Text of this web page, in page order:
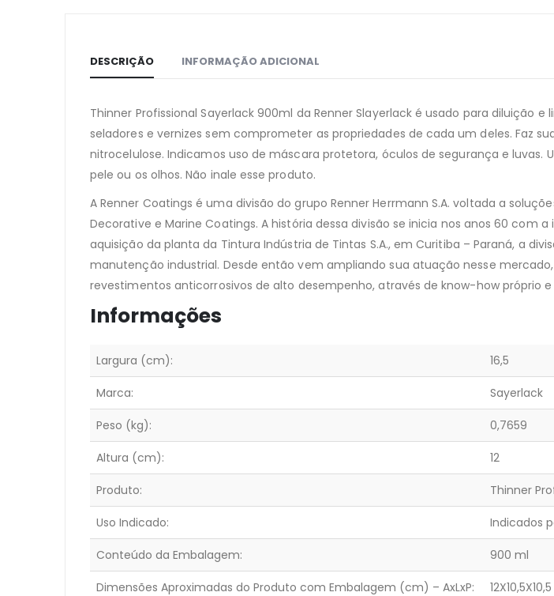
DESCRIÇÃO INFORMAÇÃO ADICIONAL
Thinner Profissional Sayerlack 900ml da Renner Slayerlack é usado para
seladores e vernizes sem comprometer as propriedades de cada um deles. Faz
nitrocelulose. Indicamos uso de máscara protetora, óculos de segurança e
pele ou os olhos. Não inale esse produto.
A Renner Coatings é uma divisão do grupo Renner Herrmann S.A. voltada a
Decorative e Marine Coatings. A história dessa divisão se inicia nos anos 60 com
aquisição da planta da Tintura Indústria de Tintas S.A., em Curitiba – Paraná, a
manutenção industrial. Desde então vem ampliando sua atuação nesse
revestimentos anticorrosivos de alto desempenho, através de know-how próprio
Informações
Largura (cm): 16,5
Marca: Sayerlack
Peso (kg): 0,7659
Altura (cm): 12
Produto: Thinner
Uso Indicado: Indicados
Conteúdo da Embalagem: 900 ml
Dimensões Aproximadas do Produto com Embalagem (cm) – AxLxP: 12X10,5X10,5